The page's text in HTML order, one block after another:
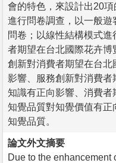
會的特色，來設計出20
進行問卷調查，以一般
問卷；以線性結構模式
者期望在台北國際花卉
創新對消費者期望在台北
影響、服務創新對消費
知識有正向影響、消費者
知覺品質對知覺價值有
知覺品質。
論文外文摘要
Due to the enhancement